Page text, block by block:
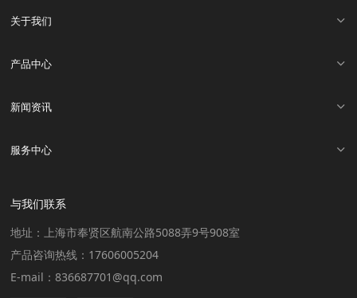
关于我们
产品中心
新闻资讯
服务中心
与我们联系
地址：上海市奉贤区航南公路5088弄9号908室
产品咨询热线：17606005204
E-mail：836687701@qq.com